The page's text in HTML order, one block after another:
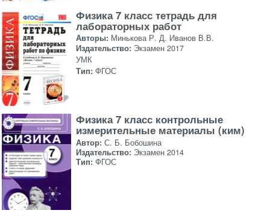
Физика 7 класс тетрадь для
лабораторных работ
Авторы: Минькова Р. Д. Иванов В.В.
Издательство: Экзамен 2017
УМК
Тип: ФГОС
Физика 7 класс контрольные
измерительные материалы (ким)
Автор: С. Б. Бобошина
Издательство: Экзамен 2014
Тип: ФГОС